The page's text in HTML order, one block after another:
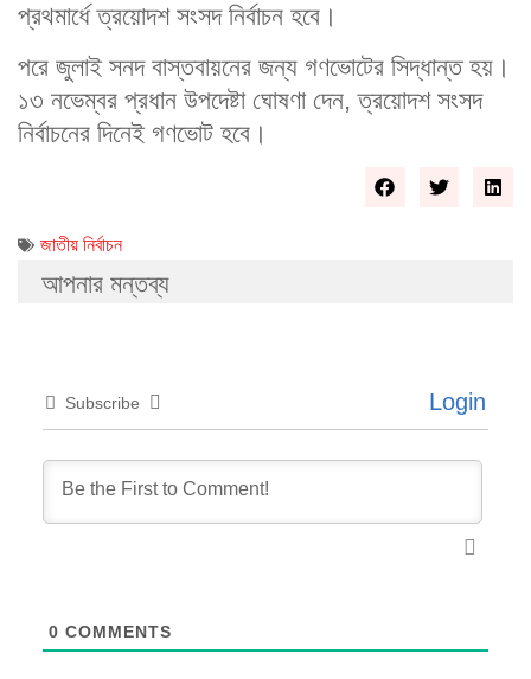
প্রথমার্ধে ত্রয়োদশ সংসদ নির্বাচন হবে।
পরে জুলাই সনদ বাস্তবায়নের জন্য গণভোটের সিদ্ধান্ত হয়।
১৩ নভেম্বর প্রধান উপদেষ্টা ঘোষণা দেন, ত্রয়োদশ সংসদ
নির্বাচনের দিনেই গণভোট হবে।
জাতীয় নির্বাচন
আপনার মন্তব্য
Subscribe Login
0 COMMENTS